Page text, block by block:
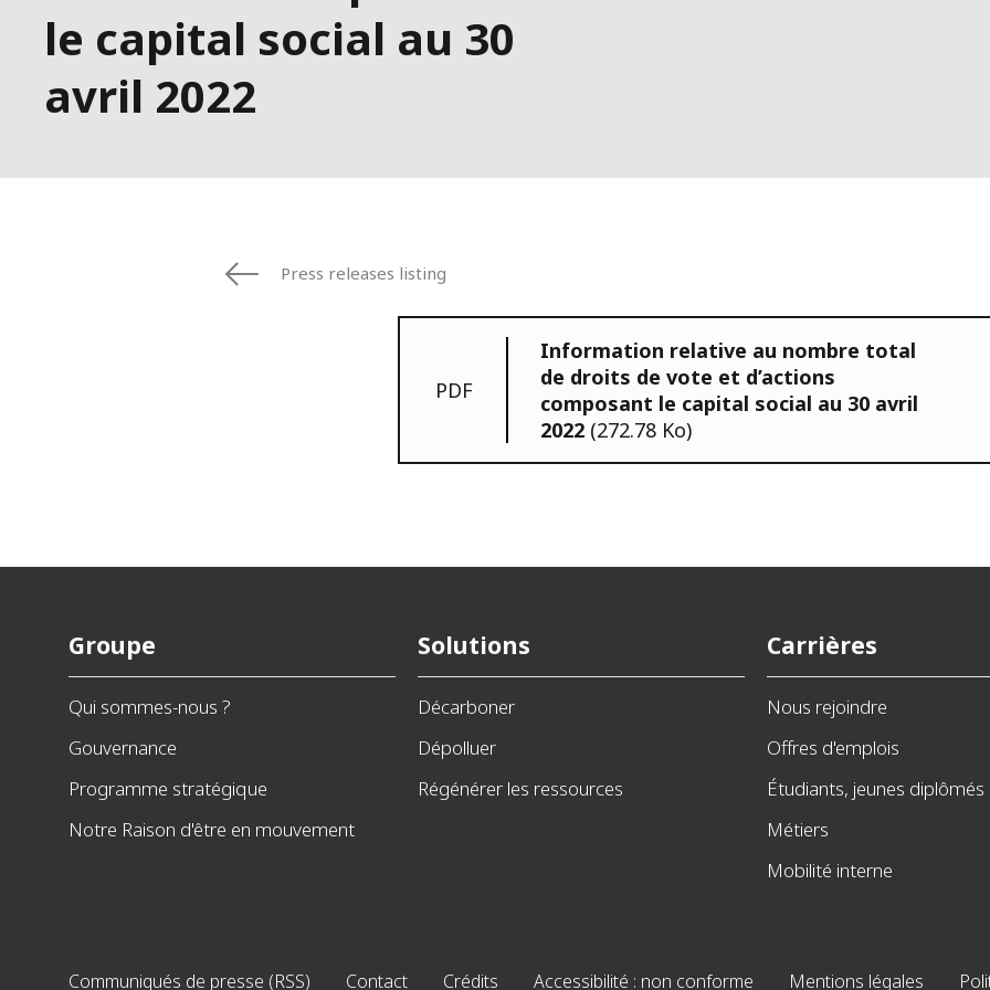
le capital social au 30
avril 2022
Press releases listing
PDF
Information relative au nombre total
de droits de vote et d’actions
composant le capital social au 30 avril
2022 (272.78 Ko)
Groupe
Qui sommes-nous ?
Gouvernance
Programme stratégique
Notre Raison d'être en mouvement
Solutions
Décarboner
Dépolluer
Régénérer les ressources
Carrières
Nous rejoindre
Offres d'emplois
Étudiants, jeunes diplômés
Métiers
Mobilité interne
Communiqués de presse (RSS) Contact Crédits Accessibilité : non conforme Mentions légales